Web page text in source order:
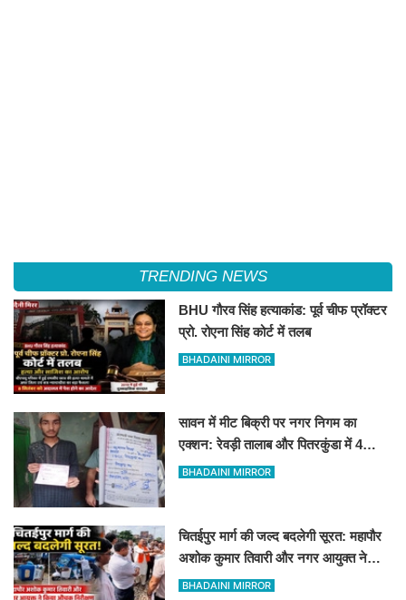
TRENDING NEWS
BHU गौरव सिंह हत्याकांड: पूर्व चीफ प्रॉक्टर
प्रो. रोएना सिंह कोर्ट में तलब
BHADAINI MIRROR
सावन में मीट बिक्री पर नगर निगम का
एक्शन: रेवड़ी तालाब और पितरकुंडा में 4
दुकानों पर गिरी गाज
BHADAINI MIRROR
चितईपुर मार्ग की जल्द बदलेगी सूरत: महापौर
अशोक कुमार तिवारी और नगर आयुक्त ने
किया औचक निरीक्षण
BHADAINI MIRROR